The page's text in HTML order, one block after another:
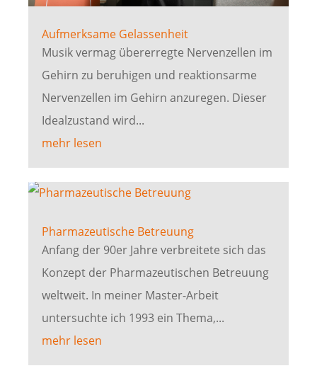
Aufmerksame Gelassenheit
Musik vermag übererregte Nervenzellen im
Gehirn zu beruhigen und reaktionsarme
Nervenzellen im Gehirn anzuregen. Dieser
Idealzustand wird...
mehr lesen
Pharmazeutische Betreuung
Anfang der 90er Jahre verbreitete sich das
Konzept der Pharmazeutischen Betreuung
weltweit. In meiner Master-Arbeit
untersuchte ich 1993 ein Thema,...
mehr lesen